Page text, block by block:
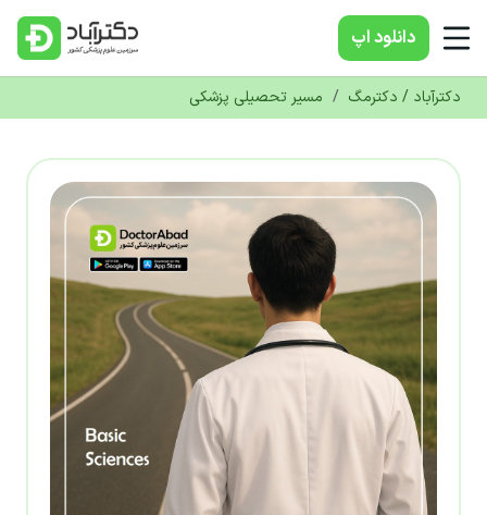
دانلود‌ اپ
دکترآباد / دکترمگ / مسیر تحصیلی پزشکی